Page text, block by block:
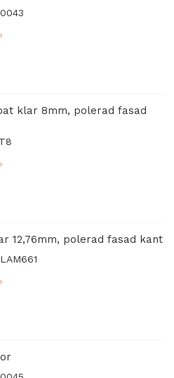
klar 8mm, polerad fasad
12,76mm, polerad fasad kant